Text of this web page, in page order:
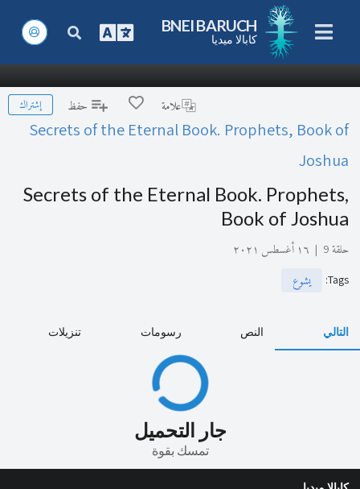
BNEI BARUCH
كابالا ميديا
علامة حفظ إشتراك
Secrets of the Eternal Book. Prophets, Book of
Joshua
Secrets of the Eternal Book. Prophets,
Book of Joshua
حلقة 9 | ١٦ أغسطس ٢٠٢١
Tags
: يشوع
التالي النص رسومات تنزيلات
جار التحميل
تمسك بقوة